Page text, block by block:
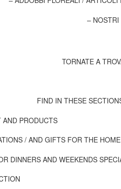
– NOSTRI
TORNATE A
FIND IN THESE
AND PRODUCTS
/ AND GIFTS FOR THE HOME
DINNERS AND WEEKENDS